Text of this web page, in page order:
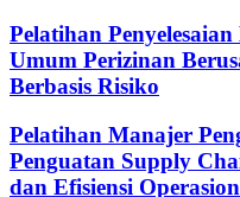
Pelatihan
Umum Perizinan
Berbasis Risiko
Pelatihan Manajer
Penguatan Supply
dan Efisiensi